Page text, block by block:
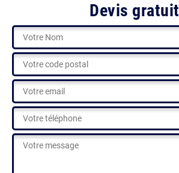
Devis gratuit